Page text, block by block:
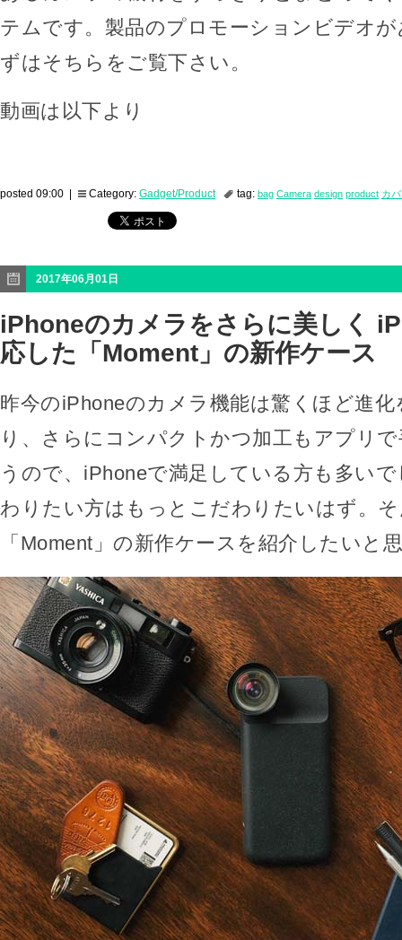
テムです。製品のプロモーションビデオ
ずはそちらをご覧下さい。
動画は以下より
posted 09:00 | Category: Gadget/Product tag: bag Camera design product カ
2017年06月01日
iPhoneのカメラをさらに美しく
応した「Moment」の新作ケース
昨今のiPhoneのカメラ機能は驚くほど進
り、さらにコンパクトかつ加工もアプリ
うので、iPhoneで満足している方も多い
わりたい方はもっとこだわりたいはず。
「Moment」の新作ケースを紹介したいと